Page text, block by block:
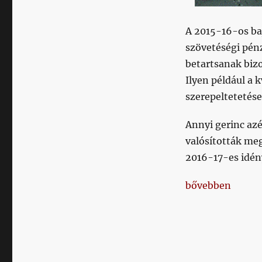
A 2015-16-os
szövetéségi
betartsanak
Ilyen például a
Annyi gerinc
valósították
2016-17-es
„Így kerestek
bővebben